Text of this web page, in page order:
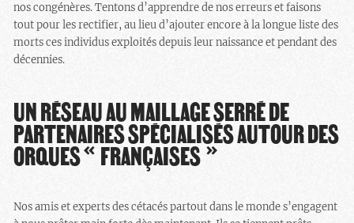
nos congénères. Tentons d’apprendre de nos erreurs et faisons
tout pour les rectifier, au lieu d’ajouter encore à la longue liste des
morts ces individus exploités depuis leur naissance et pendant des
décennies.
UN RÉSEAU AU MAILLAGE SERRÉ DE
PARTENAIRES SPÉCIALISÉS AUTOUR DES
ORQUES « FRANÇAISES »
Nos amis et experts des cétacés partout dans le monde s’engagent